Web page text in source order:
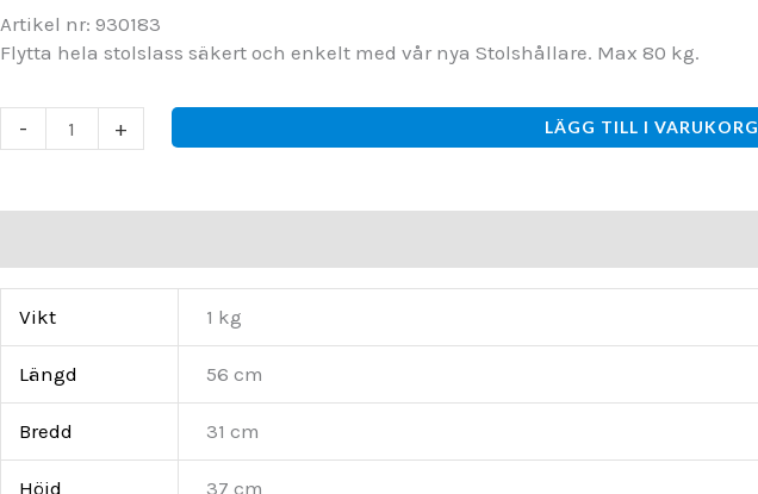
Artikel nr: 930183
Flytta hela stolslass säkert och enkelt med vår nya Stolshållare. Max 80 kg.
-
STOLSHÅLLARE
+ LÄGG TILL I VARUKORG
Vikt 1 kg
Längd 56 cm
Bredd 31 cm
Höjd 37 cm